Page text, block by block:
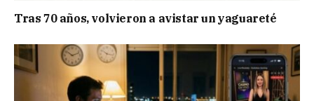
Tras 70 años, volvieron a avistar un yaguareté